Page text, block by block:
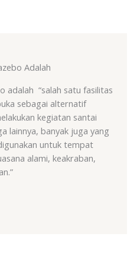
Adalah
adalah “salah satu fasilitas
sebagai alternatif
kegiatan santai
lainnya, banyak juga yang
untuk tempat
alami, keakraban,